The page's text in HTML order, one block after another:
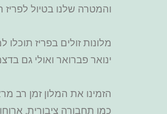
והמטרה שלנו בטיול
מלונות זולים בפריז
ינואר פברואר ואולי גם
הזמינו את המלון זמן רב
כמו תחבורה ציבורית,